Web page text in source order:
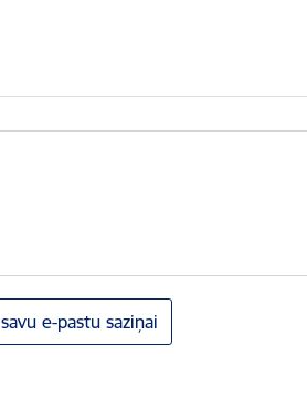
e-pastu saziņai